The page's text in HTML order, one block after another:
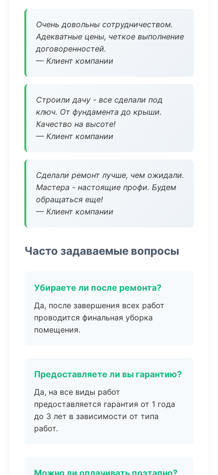
Очень довольны сотрудничеством.
Адекватные цены, четкое выполнение
договоренностей.
— Клиент компании
Строили дачу - все сделали под
ключ. От фундамента до крыши.
Качество на высоте!
— Клиент компании
Сделали ремонт лучше, чем ожидали.
Мастера - настоящие профи. Будем
обращаться еще!
— Клиент компании
Часто задаваемые вопросы
Убираете ли после ремонта?
Да, после завершения всех работ
проводится финальная уборка
помещения.
Предоставляете ли вы гарантию?
Да, на все виды работ
предоставляется гарантия от 1 года
до 3 лет в зависимости от типа
работ.
Можно ли оплачивать поэтапно?